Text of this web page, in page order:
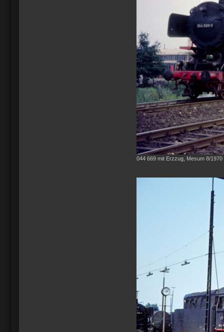
044 669 mit Erzzug, Mesum 8/1970